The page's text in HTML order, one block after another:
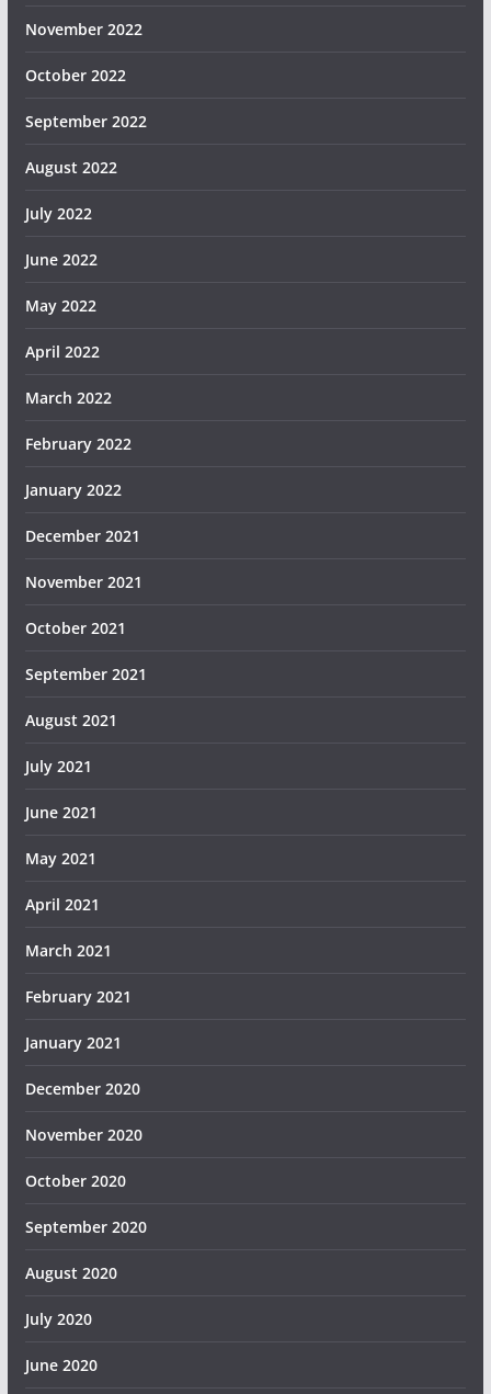
November 2022
October 2022
September 2022
August 2022
July 2022
June 2022
May 2022
April 2022
March 2022
February 2022
January 2022
December 2021
November 2021
October 2021
September 2021
August 2021
July 2021
June 2021
May 2021
April 2021
March 2021
February 2021
January 2021
December 2020
November 2020
October 2020
September 2020
August 2020
July 2020
June 2020